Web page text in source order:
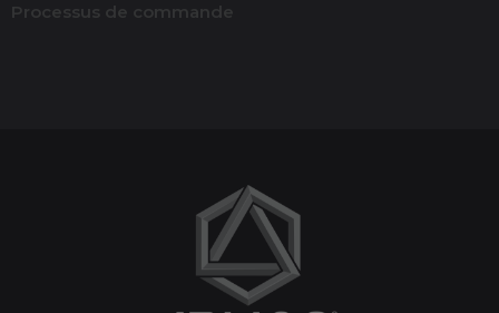
(1 avis)
Processus de commande